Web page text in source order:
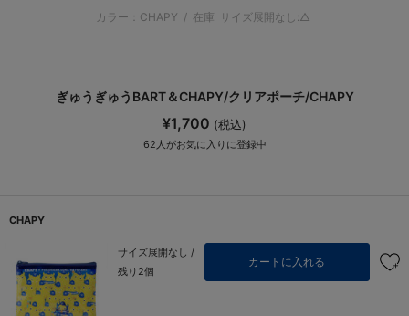
カラー：CHAPY / 在庫 サイズ展開なし:△
ぎゅうぎゅうBART＆CHAPY/クリアポーチ/CHAPY
¥1,700 (税込)
62 人がお気に入りに登録中
CHAPY
サイズ展開なし /
残り2個
カートに入れる